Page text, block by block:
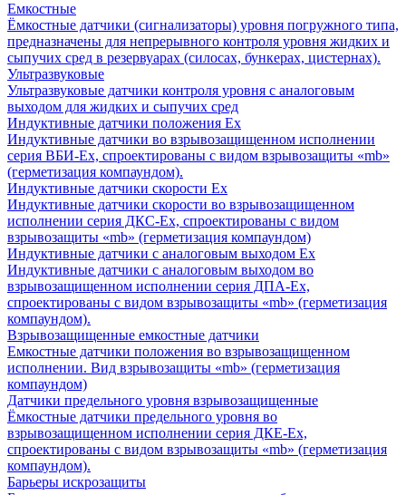
Емкостные
Ёмкостные датчики (сигнализаторы) уровня погружного типа,
предназначены для непрерывного контроля уровня жидких и
сыпучих сред в резервуарах (силосах, бункерах, цистернах).
Ультразвуковые
Ультразвуковые датчики контроля уровня с аналоговым
выходом для жидких и сыпучих сред
Индуктивные датчики положения Ех
Индуктивные датчики во взрывозащищенном исполнении
серия ВБИ-Ех, спроектированы с видом взрывозащиты «mb»
(герметизация компаундом).
Индуктивные датчики скорости Ех
Индуктивные датчики скорости во взрывозащищенном
исполнении серия ДКС-Ех, спроектированы с видом
взрывозащиты «mb» (герметизация компаундом)
Индуктивные датчики с аналоговым выходом Ех
Индуктивные датчики с аналоговым выходом во
взрывозащищенном исполнении серия ДПА-Ех,
спроектированы с видом взрывозащиты «mb» (герметизация
компаундом).
Взрывозащищенные емкостные датчики
Емкостные датчики положения во взрывозащищенном
исполнении. Вид взрывозащиты «mb» (герметизация
компаундом)
Датчики предельного уровня взрывозащищенные
Ёмкостные датчики предельного уровня во
взрывозащищенном исполнении серия ДКЕ-Ех,
спроектированы с видом взрывозащиты «mb» (герметизация
компаундом).
Барьеры искрозащиты